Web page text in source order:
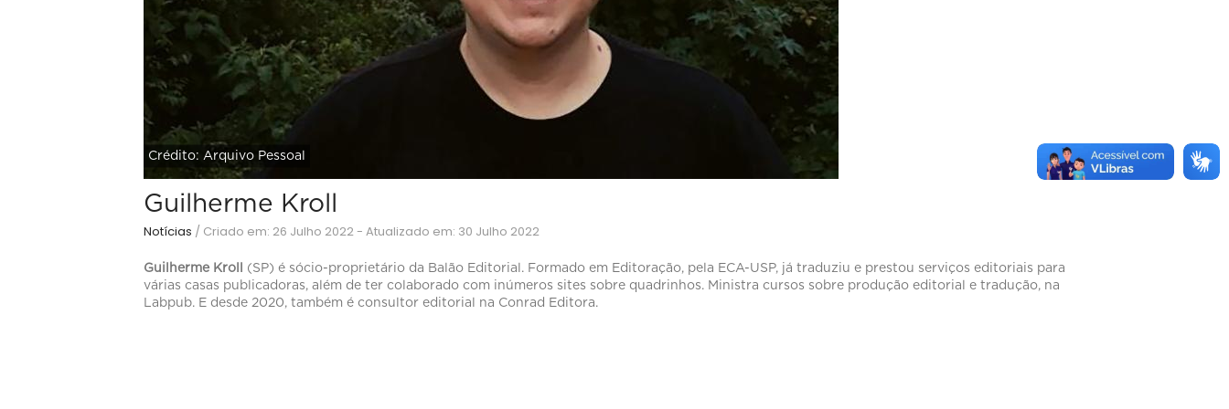
Crédito: Arquivo Pessoal
Guilherme Kroll
Notícias / Criado em: 26 Julho 2022 - Atualizado em: 30 Julho 2022
Guilherme Kroll (SP) é sócio-proprietário da Balão Editorial. Formado em Editoração, pela ECA-USP, já traduziu e prestou serviços editoriais para
várias casas publicadoras, além de ter colaborado com inúmeros sites sobre quadrinhos. Ministra cursos sobre produção editorial e tradução, na
Labpub. E desde 2020, também é consultor editorial na Conrad Editora.